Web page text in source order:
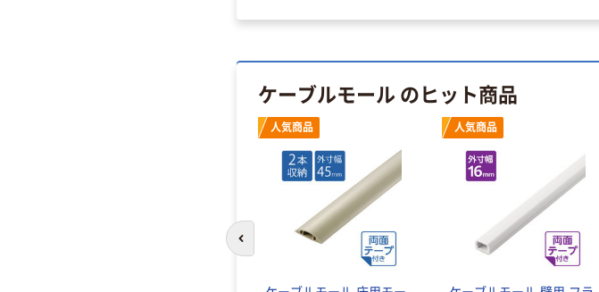
ケーブルモール のヒット商品
人気商品 人気商品
前のスライドへ